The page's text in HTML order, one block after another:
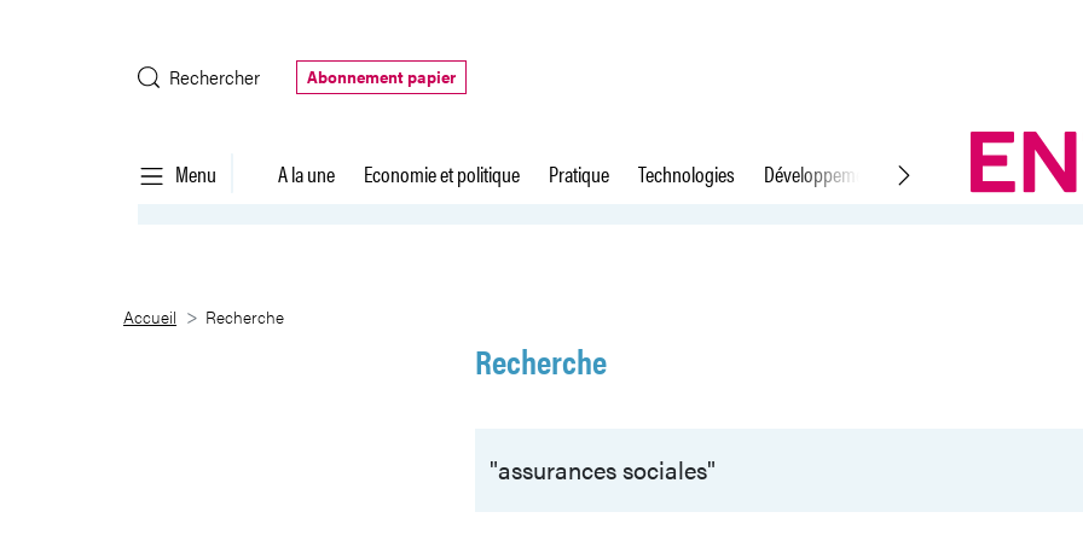
Rechercher
Abonnement papier
Menu A la une Economie et politique Pratique Technologies Développement durable Droit du travail
Recherche
Accueil Recherche
Recherche